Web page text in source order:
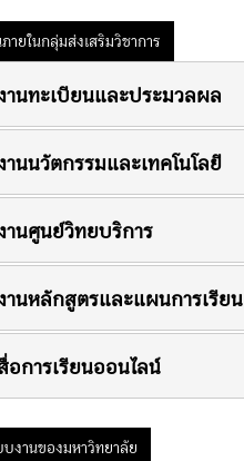
ายในกลุ่มส่งเสริมวิชาการ
านทะเบียนและประมวลผล
านนวัตกรรมและเทคโนโลยี
านศูนย์วิทยบริการ
านหลักสูตรและแผนการเรียน
อการเรียนออนไลน์
งานของมหาวิทยาลัย